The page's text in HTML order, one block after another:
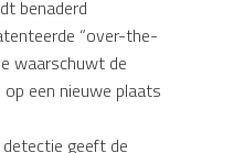
benaderd
“over-the-
waarschuwt de
een nieuwe plaats
geeft de